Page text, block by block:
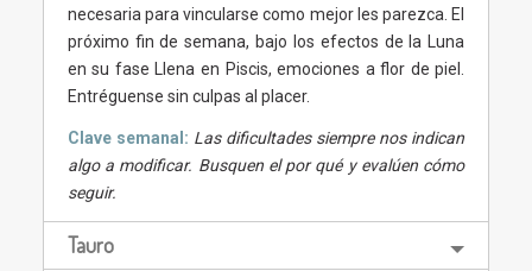
necesaria para vincularse como mejor les parezca. El
próximo fin de semana, bajo los efectos de la Luna
en su fase Llena en Piscis, emociones a flor de piel.
Entréguense sin culpas al placer.
Clave semanal: Las dificultades siempre nos indican
algo a modificar. Busquen el por qué y evalúen cómo
seguir.
Tauro